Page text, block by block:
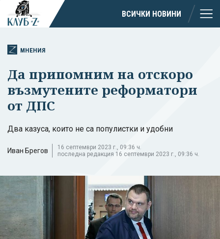
ВСИЧКИ НОВИНИ
МНЕНИЯ
Да припомним на отскоро
възмутените реформатори
от ДПС
Два казуса, които не са популистки и удобни
Иван Брегов
16 септември 2023 г., 09:36 ч.
последна редакция 16 септември 2023 г., 09:36 ч.